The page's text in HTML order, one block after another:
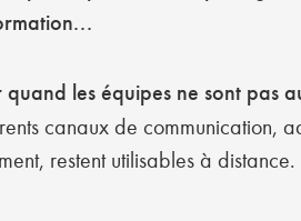
quand les équipes ne sont pas
canaux de communication,
restent utilisables à